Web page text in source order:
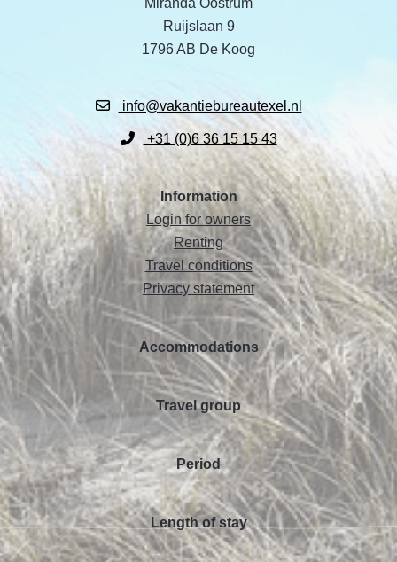
Miranda Oostrum
Ruijslaan 9
1796 AB De Koog
info@vakantiebureautexel.nl
+31 (0)6 36 15 15 43
Information
Login for owners
Renting
Travel conditions
Privacy statement
Accommodations
Travel group
Period
Length of stay